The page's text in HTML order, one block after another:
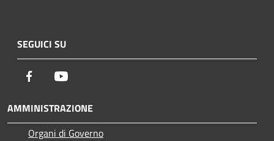
SEGUICI SU
Facebook
AMMINISTRAZIONE
Organi di Governo